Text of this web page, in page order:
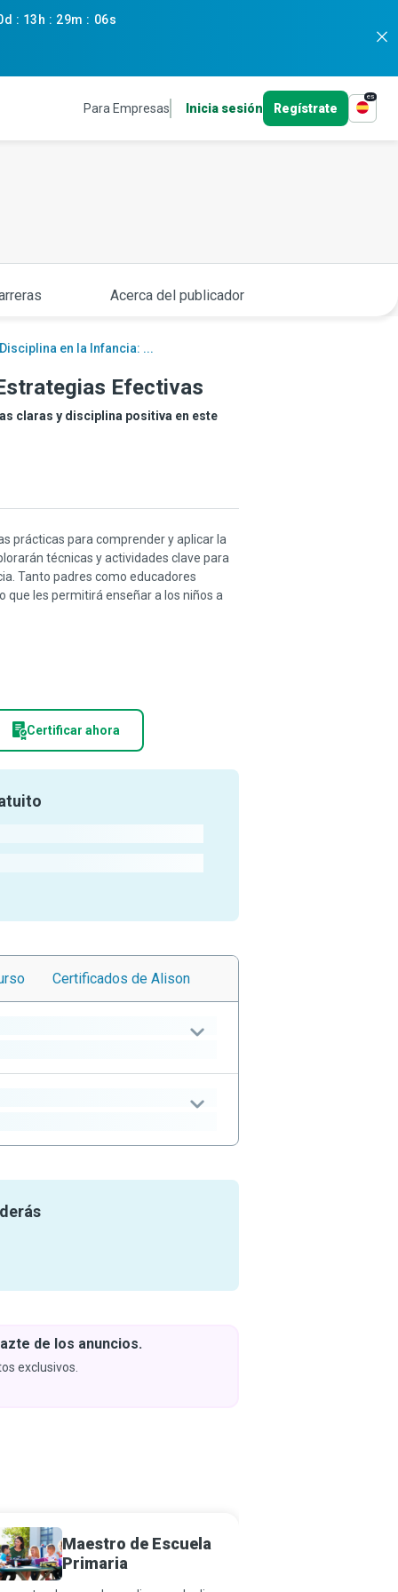
: 13h : 29m : 05s
Para Empresas Inicia sesión Regístrate
es
Acerca del publicador
en la Infancia: ...
Efectivas
claras y disciplina positiva en este
prácticas para comprender y aplicar la
técnicas y actividades clave para
Tanto padres como educadores
les permitirá enseñar a los niños a
Certificar ahora
Certificados de Alison
de los anuncios.
exclusivos.
Maestro de Escuela
Primaria